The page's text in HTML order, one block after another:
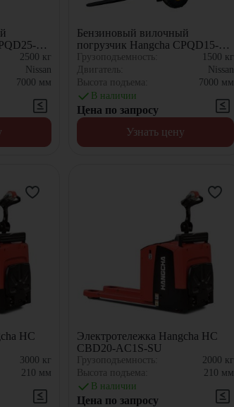
2500 кг
Nissan
7000 мм
Бензиновый вилочный
погрузчик Hangcha CPQD15-
XRW21
Грузоподъемность: 1500 кг
Двигатель:
Nissan
Высота подъема:
7000 мм
В наличии
Цена по запросу
Узнать цену
HC
3000 кг
210 мм
Электротележка Hangcha HC
CBD20-AC1S-SU
Грузоподъемность: 2000 кг
Высота подъема:
210 мм
В наличии
Цена по запросу